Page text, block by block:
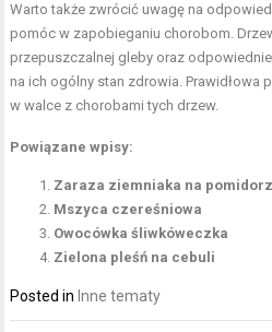
Warto także zwrócić uwagę na
pomóc w zapobieganiu chorobom.
przepuszczalnej gleby oraz
na ich ogólny stan zdrowia. Prawidłowa
w walce z chorobami tych drzew.
Powiązane wpisy:
Zaraza ziemniaka na
Mszyca czereśniowa
Owocówka śliwkóweczka
Zielona pleśń na cebuli
Posted in Inne tematy